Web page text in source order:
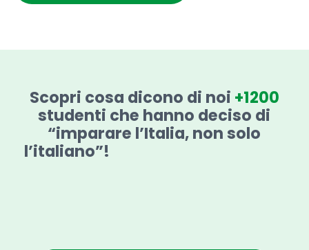
Scopri cosa dicono di noi +1200
studenti che hanno deciso di
“imparare l’Italia, non solo
l’italiano”!